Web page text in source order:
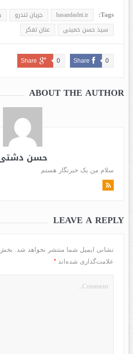
Tags:
hasandashti.ir جریان تندرو
سید حسن خمینی
عنان تفکر
Share 0
Share 0
ABOUT THE AUTHOR
حسن
سلام من یک خبرنگار هستم
LEAVE A REPLY
نشانی ایمیل شما منتشر نخواهد شد.
علامت‌گذاری شده‌اند *